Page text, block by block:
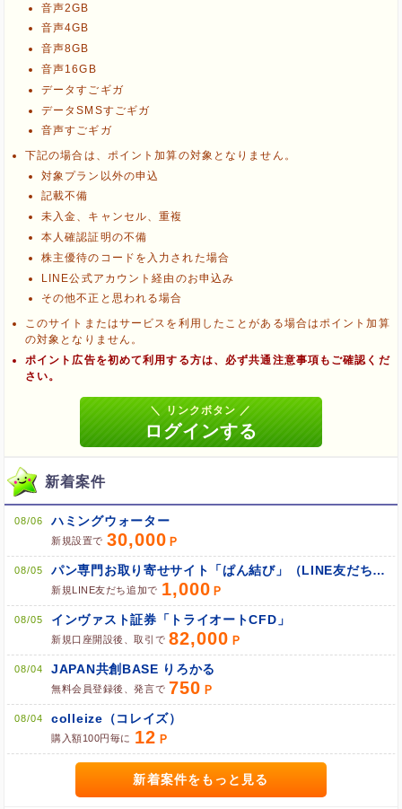
音声2GB
音声4GB
音声8GB
音声16GB
データすごギガ
データSMSすごギガ
音声すごギガ
下記の場合は、ポイント加算の対象となりません。
対象プラン以外の申込
記載不備
未入金、キャンセル、重複
本人確認証明の不備
株主優待のコードを入力された場合
LINE公式アカウント経由のお申込み
その他不正と思われる場合
このサイトまたはサービスを利用したことがある場合はポイント加算
の対象となりません。
ポイント広告を初めて利用する方は、必ず共通注意事項もご確認くだ
さい。
ブラウザのクッキー情報を削除する
ブラウザのアプリ、ウィンドウ、タブを閉じる
他のサイトにアクセスする
ブラウザのクッキー情報を全て削除してブラウザを再起動
ポケマNetにログインして「ポイント対象リンク」からポイント
広告を利用
ポイント広告に関するFAQはこちら
新着案件
08/06 ハミングウォーター
新規設置で 30,000
08/05 パン専門お取り寄せサイト「ぱん結び」（LINE友だち追加）
新規LINE友だち追加で 1,000
08/05 インヴァスト証券「トライオートCFD」
新規口座開設後、取引で 82,000
08/04 JAPAN共創BASE りろかる
無料会員登録後、発言で 750
08/04 colleize（コレイズ）
購入額100円毎に 12
新着案件をもっと見る